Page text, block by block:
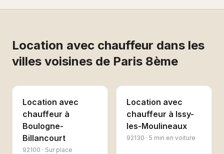
Location avec chauffeur dans les
villes voisines de Paris 8ème
Location avec
chauffeur à
Boulogne-
Billancourt
92100 · Sur place
Location avec
chauffeur à Issy-
les-Moulineaux
92130 · 5 min en voiture